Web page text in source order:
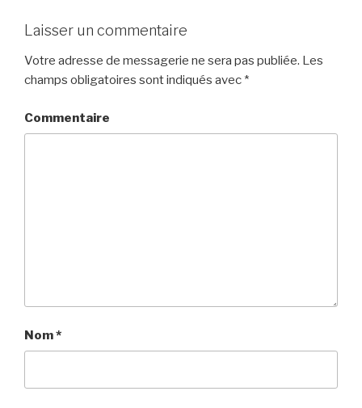
Laisser un commentaire
Votre adresse de messagerie ne sera pas publiée. Les
champs obligatoires sont indiqués avec *
Commentaire
Nom*